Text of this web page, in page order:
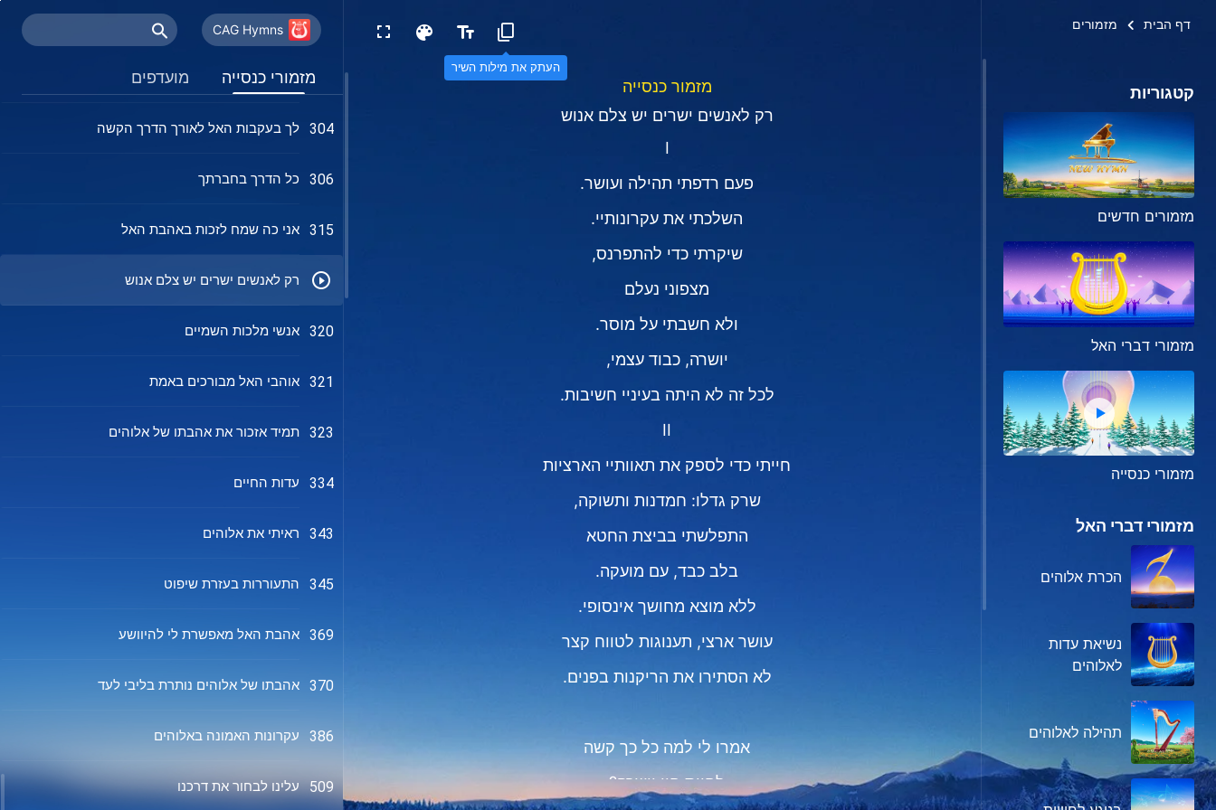
דף הבית מזמורים
העתק את מילות השיר
קטגוריות
מזמורים חדשים
מזמורי דברי האל
מזמורי כנסייה
מזמורי דברי האל
הכרת אלוהים
נשיאת עדות
לאלוהים
תהילה לאלוהים
מזמור כנסייה
רק לאנשים ישרים יש צלם אנוש
I
פעם רדפתי תהילה ועושר.
השלכתי את עקרונותיי.
שיקרתי כדי להתפרנס,
מצפוני נעלם
ולא חשבתי על מוסר.
יושרה, כבוד עצמי,
לכל זה לא היתה בעיניי חשיבות.
II
חייתי כדי לספק את תאוותיי הארציות
שרק גדלו: חמדנות ותשוקה,
התפלשתי בביצת החטא
בלב כבד, עם מועקה.
ללא מוצא מחושך אינסופי.
עושר ארצי, תענוגות לטווח קצר
לא הסתירו את הריקנות בפנים.
אמרו לי למה כל כך קשה
לחיות חיי יושרה?
CAG Hymns
מזמורי כנסייה מועדפים
303 האל הכול יכול, אהובנו
304 לגמול על אהבת האל, להיות לו עד
304 לך בעקבות האל לאורך הדרך הקשה
306 כל הדרך בחברתך
315 אני כה שמח לזכות באהבת האל
רק לאנשים ישרים יש צלם אנוש
320 אנשי מלכות השמיים
321 אוהבי האל מבורכים באמת
323 תמיד אזכור את אהבתו של אלוהים
334 עדות החיים
343 ראיתי את אלוהים
345 התעוררות בעזרת שיפוט
369 אהבת האל מאפשרת לי להיוושע
370 אהבתו של אלוהים נותרת בליבי לעד
386 עקרונות האמונה באלוהים
509 עלינו לבחור את דרכנו